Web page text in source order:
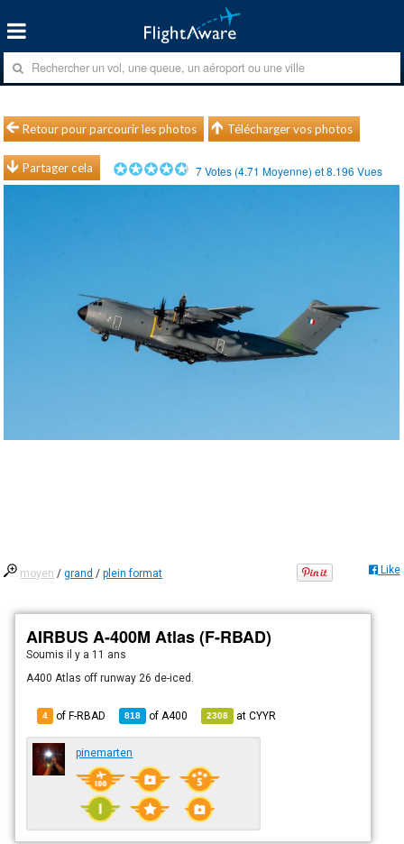
Retour pour parcourir les photos Télécharger vos photos
Partager cela 7Votes (4.71 Moyenne) et8.196 Vues
moyen /grand /plein format Like
AIRBUS A-400M Atlas (F-RBAD)
Soumisil y a 11 ans
A400 Atlas off runway 26 de-iced.
4 of F-RBAD 818 of A400 2308 atCYYR
pinemarten